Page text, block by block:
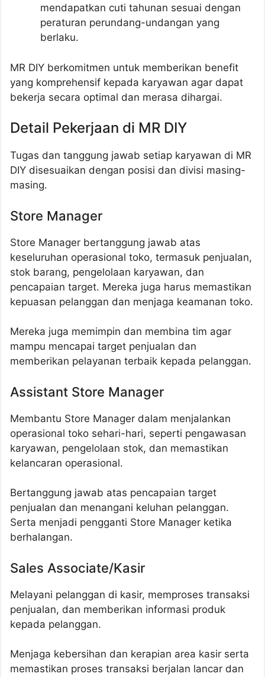
mendapatkan cuti tahunan sesuai dengan
peraturan perundang-undangan yang
berlaku.
MR DIY berkomitmen untuk memberikan benefit
yang komprehensif kepada karyawan agar dapat
bekerja secara optimal dan merasa dihargai.
Detail Pekerjaan di MR DIY
Tugas dan tanggung jawab setiap karyawan di MR
DIY disesuaikan dengan posisi dan divisi masing-
masing.
Store Manager
Store Manager bertanggung jawab atas
keseluruhan operasional toko, termasuk penjualan,
stok barang, pengelolaan karyawan, dan
pencapaian target. Mereka juga harus memastikan
kepuasan pelanggan dan menjaga keamanan toko.
Mereka juga memimpin dan membina tim agar
mampu mencapai target penjualan dan
memberikan pelayanan terbaik kepada pelanggan.
Assistant Store Manager
Membantu Store Manager dalam menjalankan
operasional toko sehari-hari, seperti pengawasan
karyawan, pengelolaan stok, dan memastikan
kelancaran operasional.
Bertanggung jawab atas pencapaian target
penjualan dan menangani keluhan pelanggan.
Serta menjadi pengganti Store Manager ketika
berhalangan.
Sales Associate/Kasir
Melayani pelanggan di kasir, memproses transaksi
penjualan, dan memberikan informasi produk
kepada pelanggan.
Menjaga kebersihan dan kerapian area kasir serta
memastikan proses transaksi berjalan lancar dan